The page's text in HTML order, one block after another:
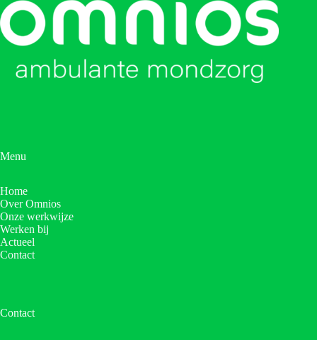
Menu
Home
Over Omnios
Onze werkwijze
Werken bij
Actueel
Contact
Contact